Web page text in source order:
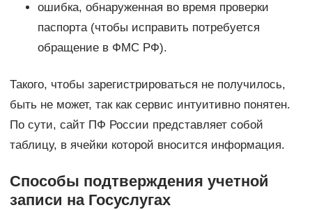
ошибка, обнаруженная во время проверки
паспорта (чтобы исправить потребуется
обращение в ФМС РФ).
Такого, чтобы зарегистрироваться не получилось,
быть не может, так как сервис интуитивно понятен.
По сути, сайт ПФ России представляет собой
таблицу, в ячейки которой вносится информация.
Способы подтверждения учетной
записи на Госуслугах